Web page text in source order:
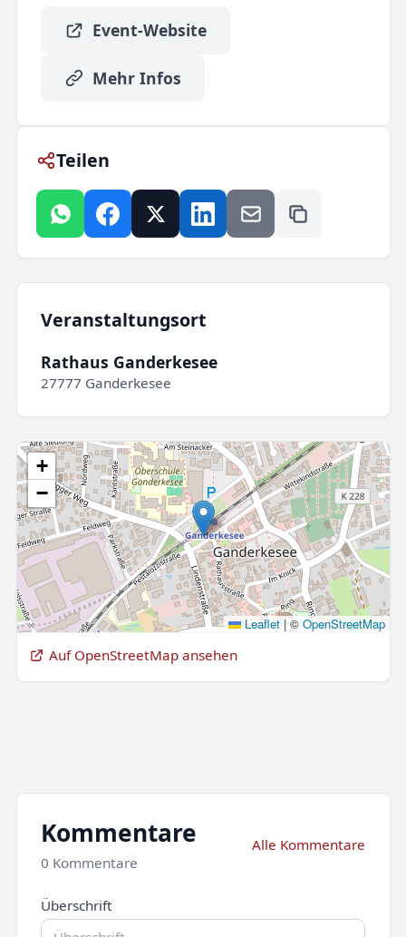
Event-Website
Mehr Infos
Teilen
Veranstaltungsort
Rathaus Ganderkesee
27777 Ganderkesee
+
−
Leaflet |© OpenStreetMap
Auf OpenStreetMap ansehen
Kommentare
0 Kommentare
Alle Kommentare
Überschrift